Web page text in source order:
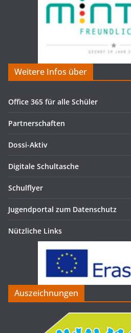
Weitere Infos über
Office 365 für alle Schüler
Partnerschaften
Dossi-Aktiv
Digitale Schultasche
Schulflyer
Jugendportal zum Datenschutz
Nützliche Links
Auszeichnungen